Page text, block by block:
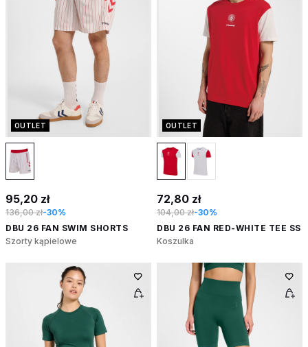
OUTLET
95,20 zł
136,00 zł-30%
DBU 26 FAN SWIM SHORTS
Szorty kąpielowe
OUTLET
72,80 zł
104,00 zł-30%
DBU 26 FAN RED-WHITE TEE SS
Koszulka